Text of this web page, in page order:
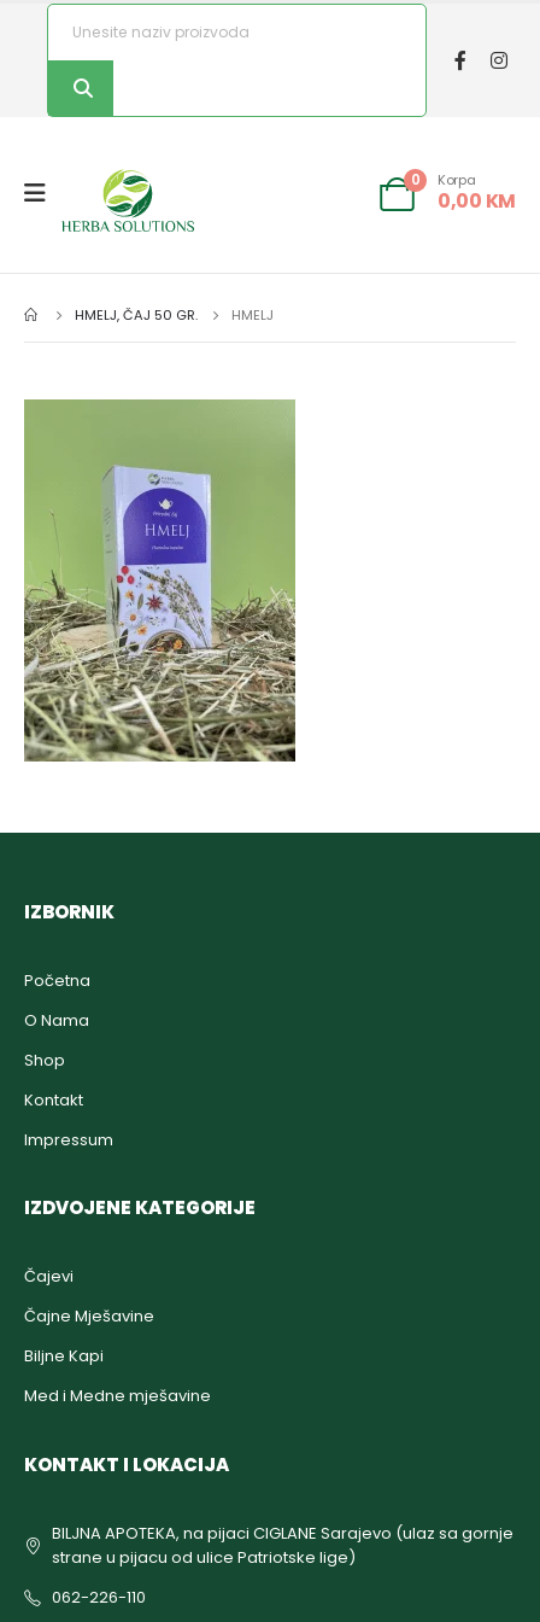
0 Korpa
0,00 KM
HMELJ, ČAJ 50 GR. HMELJ
IZBORNIK
Početna
O Nama
Shop
Kontakt
Impressum
IZDVOJENE KATEGORIJE
Čajevi
Čajne Mješavine
Biljne Kapi
Med i Medne mješavine
KONTAKT I LOKACIJA
BILJNA APOTEKA, na pijaci CIGLANE Sarajevo (ulaz sa gornje
strane u pijacu od ulice Patriotske lige)
062-226-110